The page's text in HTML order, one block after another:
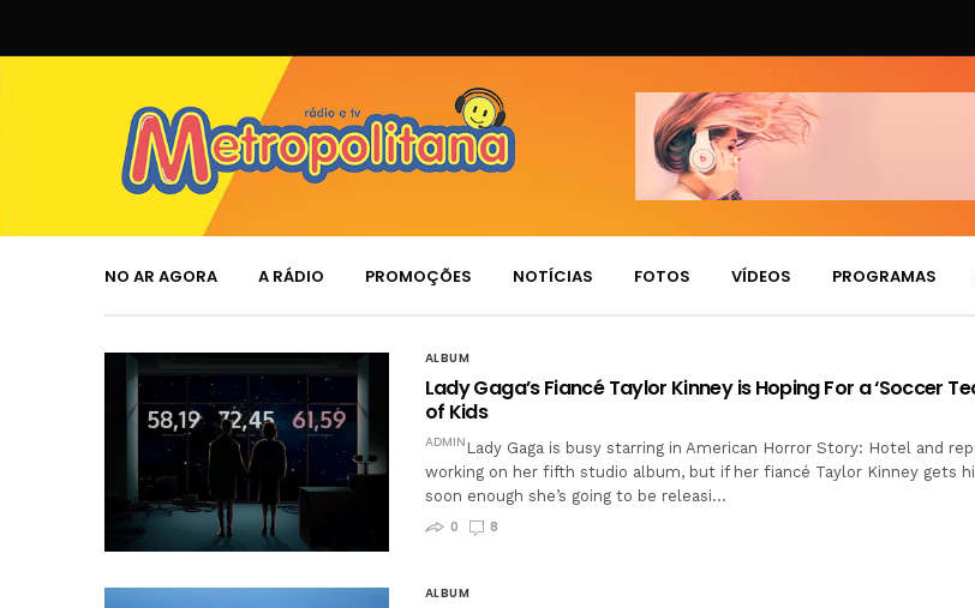
NO AR AGORA A RÁDIO PROMOÇÕES NOTÍCIAS FOTOS VÍDEOS PROGRAMAS
ALBUM
Lady Gaga’s Fiancé Taylor Kinney is Hoping For a ‘Soccer
of Kids
ADMIN Lady Gaga is busy starring in American Horror Story: Hotel and
working on her fifth studio album, but if her fiancé Taylor Kinney gets
soon enough she’s going to be releasi…
0
8
ALBUM